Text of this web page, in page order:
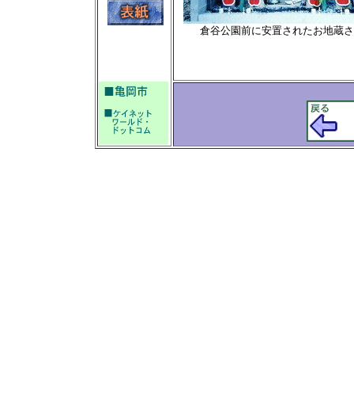
倉谷公園前に安置されたお地蔵